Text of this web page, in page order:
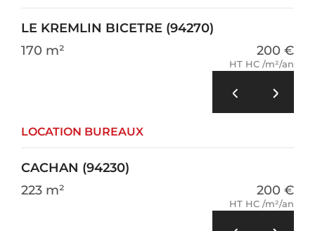
LE KREMLIN BICETRE (94270)
170 m²
200 €
HT HC /m²/an
LOCATION BUREAUX
CACHAN (94230)
223 m²
200 €
HT HC /m²/an